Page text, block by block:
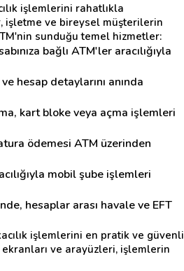
işlemlerini rahatlıkla
işletme ve bireysel müşterilerin
sunduğu temel hizmetler:
bağlı ATM'ler aracılığıyla
hesap detaylarını anında
kart bloke veya açma işlemleri
ödemesi ATM üzerinden
mobil şube işlemleri
hesaplar arası havale ve EFT
işlemlerini en pratik ve güvenli
ekranları ve arayüzleri, işlemlerin